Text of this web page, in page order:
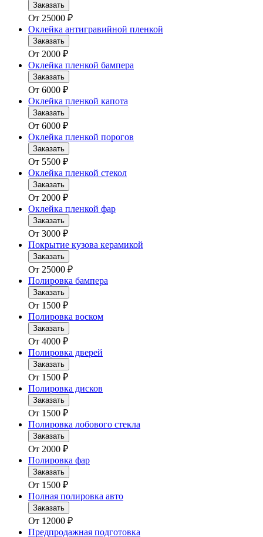
Заказать
От 25000 ₽
Оклейка антигравийной пленкой
Заказать
От 2000 ₽
Оклейка пленкой бампера
Заказать
От 6000 ₽
Оклейка пленкой капота
Заказать
От 6000 ₽
Оклейка пленкой порогов
Заказать
От 5500 ₽
Оклейка пленкой стекол
Заказать
От 2000 ₽
Оклейка пленкой фар
Заказать
От 3000 ₽
Покрытие кузова керамикой
Заказать
От 25000 ₽
Полировка бампера
Заказать
От 1500 ₽
Полировка воском
Заказать
От 4000 ₽
Полировка дверей
Заказать
От 1500 ₽
Полировка дисков
Заказать
От 1500 ₽
Полировка лобового стекла
Заказать
От 2000 ₽
Полировка фар
Заказать
От 1500 ₽
Полная полировка авто
Заказать
От 12000 ₽
Предпродажная подготовка